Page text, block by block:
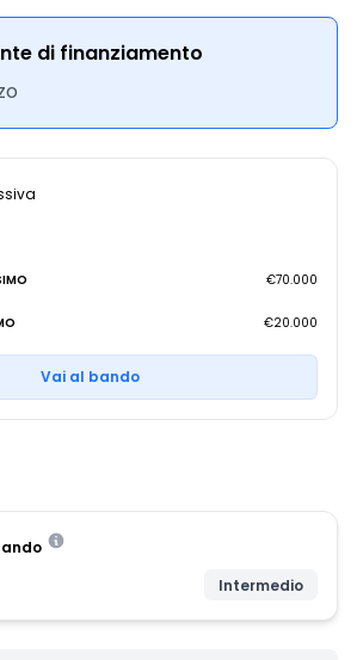
di finanziamento
€70.000
€20.000
Vai al bando
Intermedio